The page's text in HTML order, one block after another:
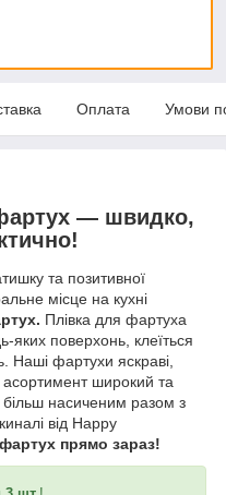
Оплата Умови
— швидко,
та позитивної
місце на кухні
Плівка для фартуха
яких поверхонь, клеїться
Наші фартухи яскраві,
асортимент широкий та
більш насиченим разом з
від Happy
прямо зараз!